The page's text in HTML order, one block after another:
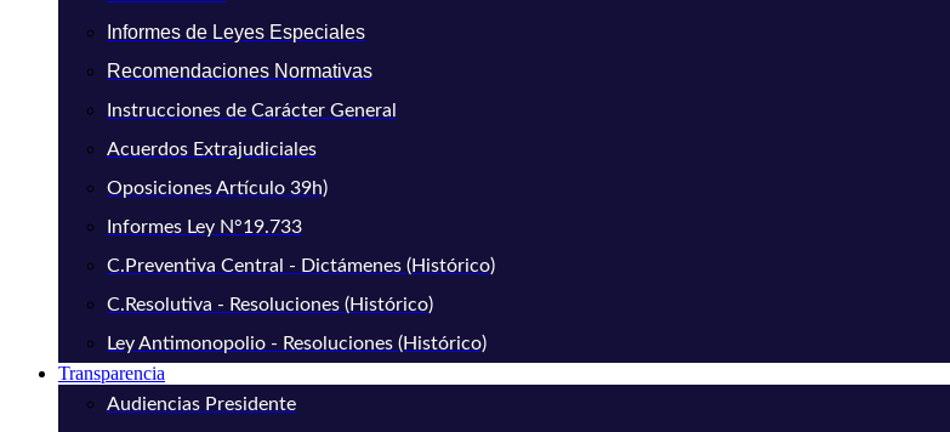
Informes de Leyes Especiales
Recomendaciones Normativas
Instrucciones de Carácter General
Acuerdos Extrajudiciales
Oposiciones Artículo 39h)
Informes Ley N°19.733
C.Preventiva Central - Dictámenes (Histórico)
C.Resolutiva - Resoluciones (Histórico)
Ley Antimonopolio - Resoluciones (Histórico)
Transparencia
Audiencias Presidente